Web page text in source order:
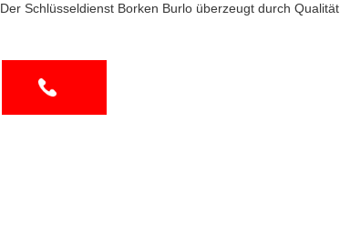
Der Schlüsseldienst Borken Burlo überzeugt durch Qualität